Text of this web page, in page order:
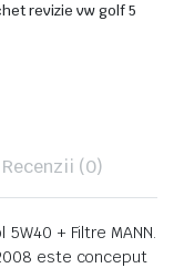
revizie vw golf 5
Recenzii (0)
+ Filtre MANN.
este conceput